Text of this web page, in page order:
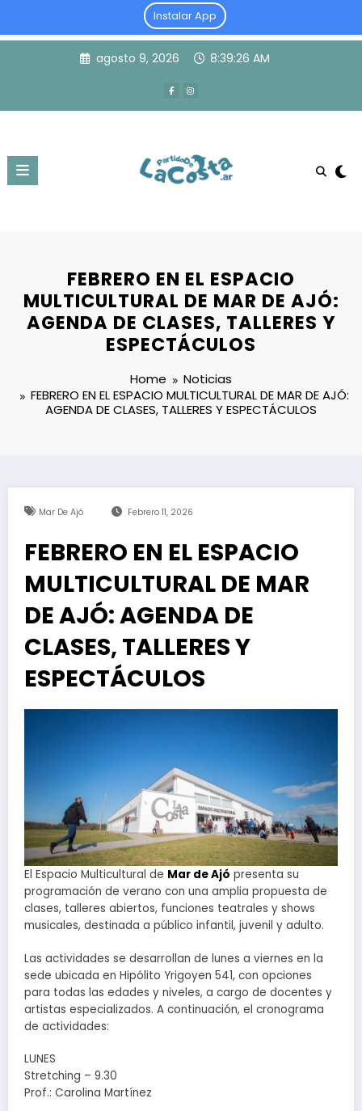
Instalar App
agosto 9, 2026 8:39:26 AM
FEBRERO EN EL ESPACIO
MULTICULTURAL DE MAR DE AJÓ:
AGENDA DE CLASES, TALLERES Y
ESPECTÁCULOS
Home
Noticias
FEBRERO EN EL ESPACIO MULTICULTURAL DE MAR DE AJÓ:
AGENDA DE CLASES, TALLERES Y ESPECTÁCULOS
Mar De Ajó Febrero 11, 2026
FEBRERO EN EL ESPACIO
MULTICULTURAL DE MAR
DE AJÓ: AGENDA DE
CLASES, TALLERES Y
ESPECTÁCULOS
El Espacio Multicultural de Mar de Ajó presenta su
programación de verano con una amplia propuesta de
clases, talleres abiertos, funciones teatrales y shows
musicales, destinada a público infantil, juvenil y adulto.
Las actividades se desarrollan de lunes a viernes en la
sede ubicada en Hipólito Yrigoyen 541, con opciones
para todas las edades y niveles, a cargo de docentes y
artistas especializados. A continuación, el cronograma
de actividades:
LUNES
Stretching – 9.30
Prof.: Carolina Martínez